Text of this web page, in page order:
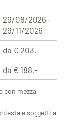
29/08/2026 -
29/11/2026
da € 203,-
da € 188,-
con mezza
e soggetti a